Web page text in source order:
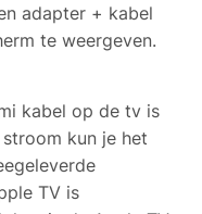
adapter + kabel
te weergeven.
kabel op de tv is
kun je het
TV is